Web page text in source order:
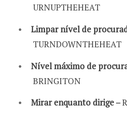
URNUPTHEHEAT
Limpar nível de
TURNDOWNTHEHEAT
Nível máximo de
BRINGITON
Mirar enquanto dirige –